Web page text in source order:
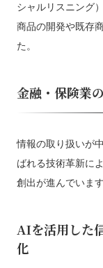
シャルリスニング
商品の開発や既存
た。
金融・保険業
情報の取り扱いが
ばれる技術革新に
創出が進んでいます
AIを活用した
化